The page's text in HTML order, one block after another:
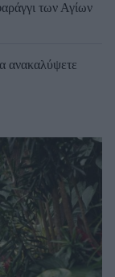
των Αγίων
ανακαλύψετε